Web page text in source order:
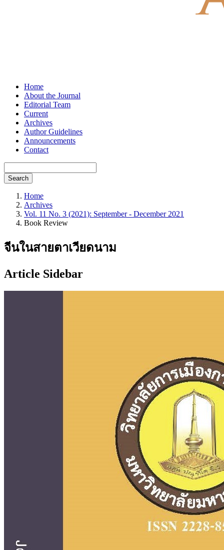
Home
About the Journal
Editorial Team
Current
Archives
Author Guidelines
Announcements
Contact
Search
Home
Archives
Vol. 11 No. 3 (2021): September - December 2021
Book Review
จีนในสายตาเวียดนาม
Article Sidebar